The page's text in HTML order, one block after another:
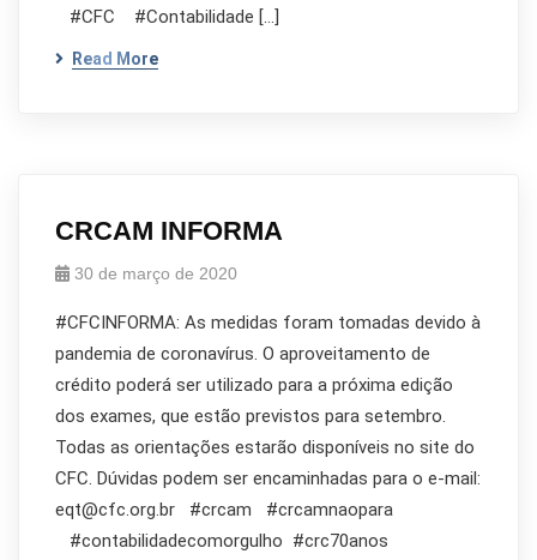
#CFC #Contabilidade […]
Read More
CRCAM INFORMA
30 de março de 2020
#CFCINFORMA: As medidas foram tomadas devido à
pandemia de coronavírus. O aproveitamento de
crédito poderá ser utilizado para a próxima edição
dos exames, que estão previstos para setembro.
Todas as orientações estarão disponíveis no site do
CFC. Dúvidas podem ser encaminhadas para o e-mail:
eqt@cfc.org.br #crcam #crcamnaopara
#contabilidadecomorgulho #crc70anos